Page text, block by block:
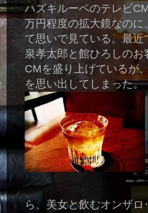
ハズキルーペのテレビ
万円程度の拡大鏡なの
て思いで見ている。最
泉孝太郎と館ひろしの
CMを盛り上げているが
を思い出してしまった。
ら、美女と飲むオンザロ